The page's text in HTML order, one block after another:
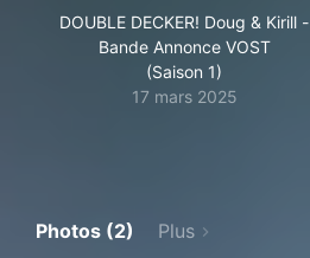
DOUBLE DECKER! Doug & Kirill -
Bande Annonce VOST
(Saison 1)
17 mars 2025
Photos (2) Plus